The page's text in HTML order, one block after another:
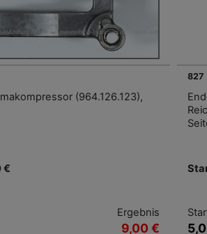
(964.126.123),
€
Ergebnis
9,00 €
827